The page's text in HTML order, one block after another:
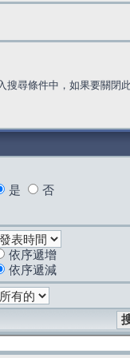
搜尋條件中，如果要關閉
是 否
依序遞增
依序遞減